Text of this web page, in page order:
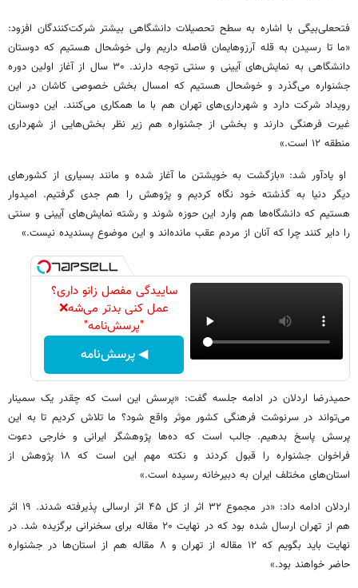
فتحعلی‌بیگی با اشاره به سطح تحصیلات دانشگاهی بیشتر شرکت‌کنندگان افزود:
«ما تا رسیدن به قله آرزوهایمان فاصله داریم ولی خوشحال هستیم که دوستان
دانشگاهی به نمایش‌های آیینی و سنتی توجه دارند. ۳۰ سال از آغاز اولین دوره
جشنواره می‌گذرد و خوشحال هستیم که امسال بخش خصوصی کاشان در این
رویداد شرکت دارد و شهرداری‌های تهران هم با ما همکاری می‌کنند. این دوستان
غیرت فرهنگی دارند و بخشی از جشنواره هم زیر نظر بخش‌هایی از شهرداری
منطقه ۱۲ است.»
او یادآور شد: «بازگشت به خویشتن ما آغاز شده و مانند بسیاری از کشورهای
دیگر دنیا به گذشته خود نگاه کردیم و پژوهش را هم جدی گرفتیم. امیدوار
هستیم که دانشگاه‌ها هم وارد این حوزه شوند و رشته نمایش‌های آیینی و سنتی
را دایر کنند چرا که آنان از مردم عقب مانده‌اند و این موضوع پسندیده نیست.»
ساییدگی مفصل زانو داری؟
عمل کنی بدتر می‌شه❌
"پرسش‌نامه"
◀ پرسش‌نامه
حمیدرضا اردلان در ادامه جلسه گفت: «پرسش این است که چقدر یک سمینار
می‌تواند در سرنوشت فرهنگی کشور موثر واقع شود؟ ما تلاش کردیم تا به این
پرسش پاسخ بدهیم. جالب است که ده‌ها پژوهشگر ایرانی و خارجی دعوت
فراخوان جشنواره را قبول کردند و نکته مهم این است که ۱۸ پژوهش از
استان‌های مختلف ایران به دبیرخانه رسیده است.»
اردلان ادامه داد: «در مجموع ۳۲ اثر از کل ۴۵ اثر ارسالی پذیرفته شدند. ۱۹ اثر
هم از تهران ارسال شده بود که در نهایت ۲۰ مقاله برای سخنرانی برگزیده شد. در
نهایت باید بگویم که ۱۲ مقاله از تهران و ۸ مقاله هم از استان‌ها در جشنواره
حاضر خواهند بود.»